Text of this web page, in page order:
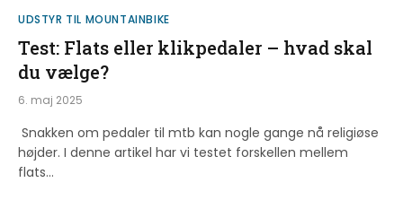
UDSTYR TIL MOUNTAINBIKE
Test: Flats eller klikpedaler – hvad skal
du vælge?
6. maj 2025
Snakken om pedaler til mtb kan nogle gange nå religiøse
højder. I denne artikel har vi testet forskellen mellem
flats…